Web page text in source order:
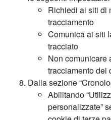
Richiedi ai siti di
tracciamento
Comunica ai siti
tracciato
Non comunicare
tracciamento dei
Dalla sezione
Abilitando
personalizzate”